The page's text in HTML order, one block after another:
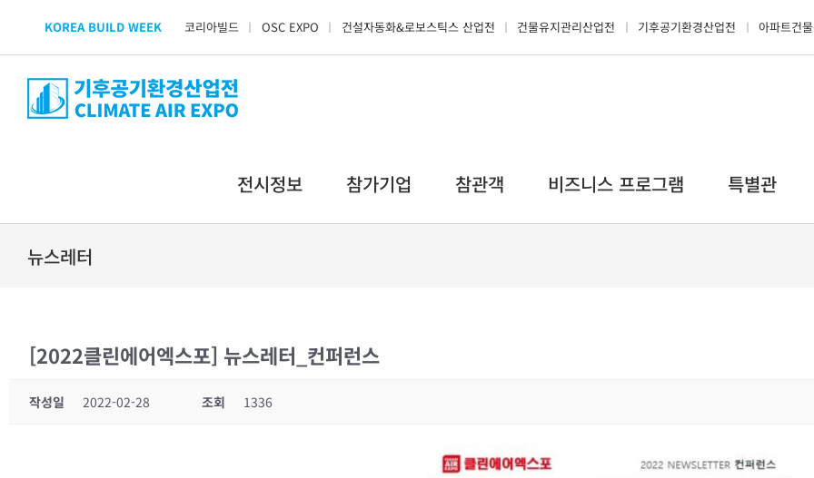
content
KOREA BUILD WEEK 코리아빌드 OSC EXPO 건설자동화&로보스틱스 산업전 건물유지관리산업전 기후공기환경산업전 아파트건
전시정보 참가기업 참관객 비즈니스 프로그램 특별관
뉴스레터
[2022클린에어엑스포] 뉴스레터_컨퍼런스
작성일 2022-02-28 조회 1336